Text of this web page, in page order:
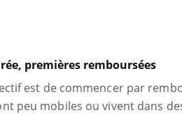
premières remboursées
est de commencer par
peu mobiles ou vivent dans